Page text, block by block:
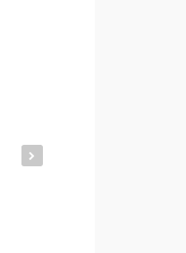
planchent sur la